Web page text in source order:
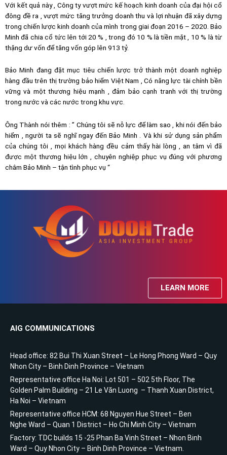
Với kết quả này , Công ty vượt mức kế hoạch kinh doanh của đại hội cổ
đông đề ra , vượt mức tăng trưởng doanh thu và lợi nhuận đã xây dựng
trong chiến lược kinh doanh của mình trong giai đoạn 2016 – 2020. Bảo
Minh đã chia cổ tức lên tới 20 % , trong đó 10 % là tiền mặt , 10 % là từ
thặng dư vốn để tăng vốn góp lên 913 tỷ.
Bảo Minh đang đặt mục tiêu chiến lược trở thành một doanh nghiệp
hàng đầu trên thị trường bảo hiểm Việt Nam , Có năng lực tài chính bền
vững và một thương hiệu mạnh , đảm bảo cạnh tranh với thị trường
trong nước và các nước trong khu vực.
Ông Thành nói thêm : ” Chúng tôi sẽ nỗ lực để làm sao , khi nói đến bảo
hiểm , người ta sẽ nghĩ ngay đến Bảo Minh . Và khi sử dụng sản phẩm
của chúng tôi , mọi khách hàng đều cảm thấy hài lòng , an tâm vì đã
được một thương hiệu lớn , chuyên nghiệp phục vụ đúng với phương
châm Bảo Minh – tận tình phục vụ “
LEARN MORE
AIG COMMUNICATIONS
Head office: 82 Bui Thi Xuan Street – Le Hong Phong Ward – Quy
Nhon City – Binh Dinh Province – Vietnam
Representative office Ha Noi: Lot 501 – 502 5th Floor, The
Golden Palm Building – 21 Le Văn Luong – Thanh Xuan District,
Ha Noi – Vietnam
Representative office HCM: 68 Nguyen Hue Street – Ben
Nghe Ward – Quan 1 District – Ho Chi Minh City – Vietnam
Factory: TDC builds 15 -25 Phan Ba Vinh Street – Nhon Binh
Ward – Quy Nhon City – Binh Dinh Province – Vietnam.